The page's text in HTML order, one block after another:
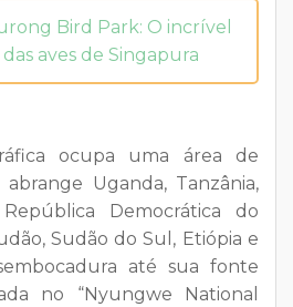
Bird Park: O incrível
aves de Singapura
ocupa uma área de
Uganda, Tanzânia,
Democrática do
Sudão do Sul, Etiópia e
até sua fonte
no “Nyungwe National